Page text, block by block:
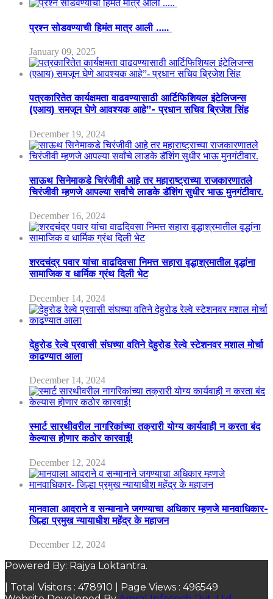
प्रश्न सोडवण्याची हिमंत मात्र आली …..
January 09, 2025
पत्रकारितेत कार्यक्षमता वाढवण्यासाठी आर्टिफिशियल इंटेलिजन्स
(एआय) समजून घेणे आवश्यक आहे”- प्रधान सचिव ब्रिजेश सिंह
December 19, 2024
साऊथ सिनेमाकडे चिरंजीवी आहे तर महाराष्ट्राच्या राजकारणातले
चिरंजीवी म्हणजे आपल्या सर्वांचे लाडके डॅशिंग सुधीर भाऊ मुनगंटीवार.
December 16, 2024
शरदचंद्र पवार यांचा वाढदिवसा निमत्त सहारा वृद्धाश्रमातील वृद्धांना
सामाजिक व धार्मिक ग्रंथ दिली भेट
December 14, 2024
देहुरोड रेल्वे प्रवासी संघच्या वतिने देहुरोड रेल्वे स्टेशनवर मशाल मोर्चा
काढण्यात आला
December 14, 2024
स्मार्ट सारथीवरील नागरिकांच्या तक्रारी योग्य कार्यवाही न करता बंद
केल्यास होणार कठोर कारवाई!
December 12, 2024
मानवाला आदराने व सन्मानाने जगण्याचा अधिकार म्हणजे मानवाधिकार-
जिल्हा प्रमुख न्यायाधीश महेंद्र के महाजन
December 12, 2024
Powered By: Rajya Loktantra.
| Total Visitors : 478910 | Page Views : 496549